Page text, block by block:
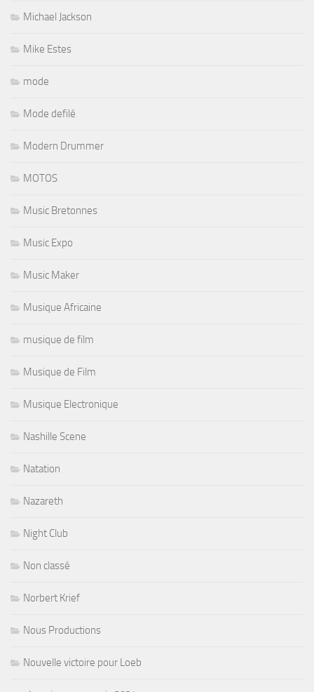
Michael Jackson
Mike Estes
mode
Mode defilé
Modern Drummer
MOTOS
Music Bretonnes
Music Expo
Music Maker
Musique Africaine
musique de film
Musique de Film
Musique Electronique
Nashille Scene
Natation
Nazareth
Night Club
Non classé
Norbert Krief
Nous Productions
Nouvelle victoire pour Loeb